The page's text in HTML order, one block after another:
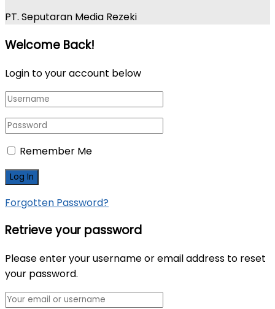
PT. Seputaran Media Rezeki
Welcome Back!
Login to your account below
Remember Me
Forgotten Password?
Retrieve your password
Please enter your username or email address to reset
your password.